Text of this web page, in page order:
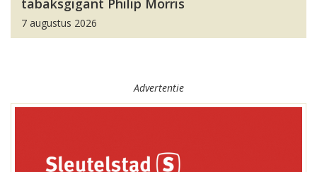
tabaksgigant Philip Morris
7 augustus 2026
Advertentie